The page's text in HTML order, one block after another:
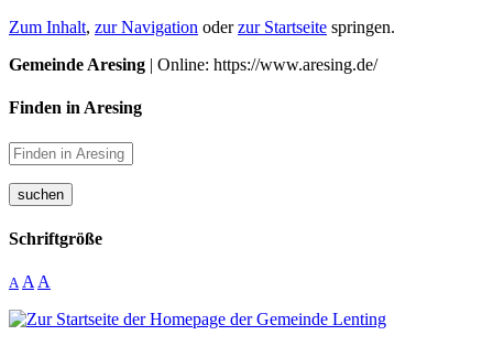
Zum Inhalt, zur Navigation oderzur Startseite springen.
Gemeinde Aresing | Online: https://www.aresing.de/
Finden in Aresing
suchen
Schriftgröße
A A A